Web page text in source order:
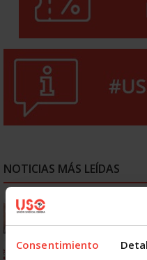
Consentimiento
NOTICIAS MÁS LEÍDAS
Se actualizan las
anticipada por